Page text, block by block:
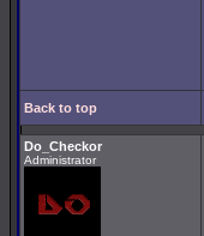
Back to top
Do_Checkor
Administrator